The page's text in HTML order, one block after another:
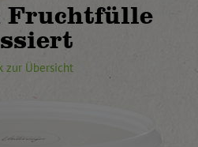
zur Übersicht